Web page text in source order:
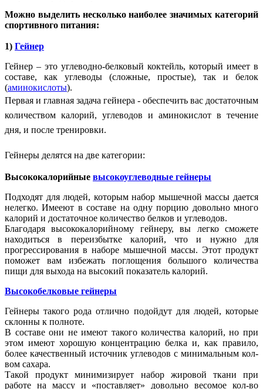
Можно выделить несколько наиболее значимых категорий
спортивного питания:
1) Гейнер
Гейнер – это углеводно-белковый коктейль, который имеет в
составе, как углеводы (сложные, простые), так и белок
(аминокислоты).
Первая и главная задача гейнера - обеспечить вас достаточным
количеством калорий, углеводов и аминокислот в течение
дня, и после тренировки.
Гейнеры делятся на две категории:
Высококалорийные высокоуглеводные гейнеры
Подходят для людей, которым набор мышечной массы дается
нелегко. Имееют в составе на одну порцию довольно много
калорий и достаточное количество белков и углеводов.
Благодаря высококалорийному гейнеру, вы легко сможете
находиться в переизбытке калорий, что и нужно для
прогрессирования в наборе мышечной массы. Этот продукт
поможет вам избежать поглощения большого количества
пищи для выхода на высокий показатель калорий.
Высокобелковые гейнеры
Гейнеры такого рода отлично подойдут для людей, которые
склонны к полноте.
В составе они не имеют такого количества калорий, но при
этом имеют хорошую концентрацию белка и, как правило,
более качественный источник углеводов с минимальным кол-
вом сахара.
Такой продукт минимизирует набор жировой ткани при
работе на массу и «поставляет» довольно весомое кол-во